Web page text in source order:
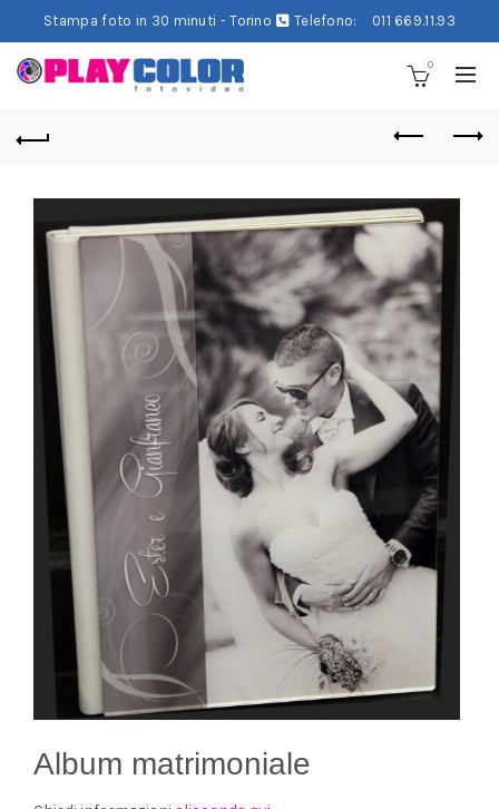
Stampa foto in 30 minuti - Torino Telefono: 011 669.11.93
0
Album matrimoniale